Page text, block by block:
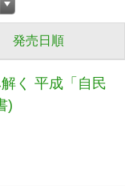
発売日順
く 平成「自民
)